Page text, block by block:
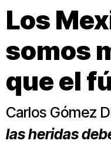
Los
somos
que el
Carlos Gómez
las heridas